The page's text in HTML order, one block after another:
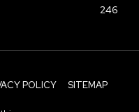
246
POLICY SITEMAP